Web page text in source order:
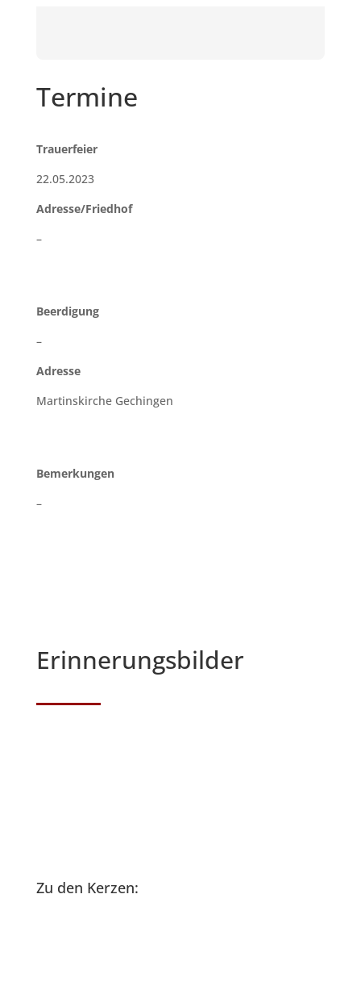
Termine
Trauerfeier
22.05.2023
Adresse/Friedhof
–
Beerdigung
–
Adresse
Martinskirche Gechingen
Bemerkungen
–
Erinnerungsbilder
Zu den Kerzen: